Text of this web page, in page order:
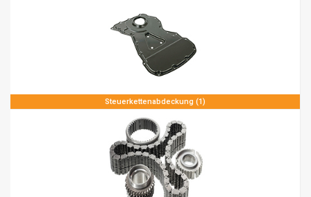
Steuerkettenabdeckung (1)